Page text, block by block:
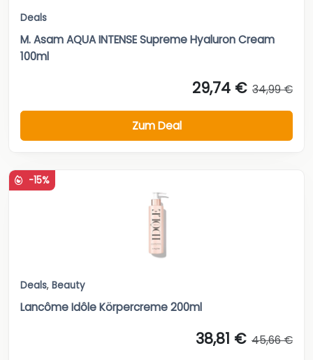
Deals
M. Asam AQUA INTENSE Supreme Hyaluron Cream
100ml
29,74 € 34,99 €
Zum Deal
-15%
Deals, Beauty
Lancôme Idôle Körpercreme 200ml
38,81 € 45,66 €